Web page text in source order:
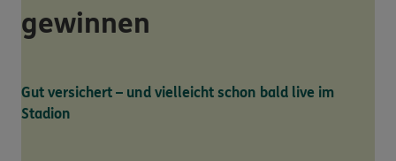
gewinnen
Gut versichert – und vielleicht schon bald live im
Stadion